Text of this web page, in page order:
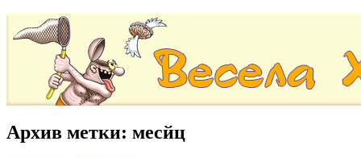
Архив метки: месйц